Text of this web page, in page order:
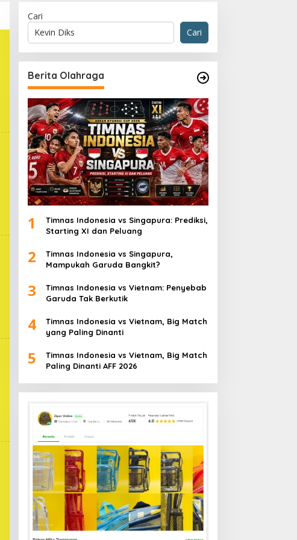
Cari
Cari
Berita Olahraga
1
Timnas Indonesia vs Singapura: Prediksi,
Starting XI dan Peluang
2
Timnas Indonesia vs Singapura,
Mampukah Garuda Bangkit?
3
Timnas Indonesia vs Vietnam: Penyebab
Garuda Tak Berkutik
4
Timnas Indonesia vs Vietnam, Big Match
yang Paling Dinanti
5
Timnas Indonesia vs Vietnam, Big Match
Paling Dinanti AFF 2026